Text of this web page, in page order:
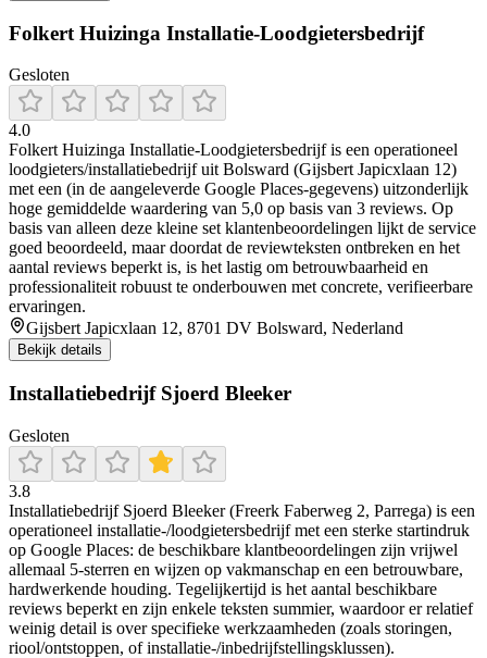
Folkert Huizinga Installatie-Loodgietersbedrijf
Gesloten
4.0
Folkert Huizinga Installatie-Loodgietersbedrijf is een operationeel
loodgieters/installatiebedrijf uit Bolsward (Gijsbert Japicxlaan 12)
met een (in de aangeleverde Google Places-gegevens) uitzonderlijk
hoge gemiddelde waardering van 5,0 op basis van 3 reviews. Op
basis van alleen deze kleine set klantenbeoordelingen lijkt de service
goed beoordeeld, maar doordat de reviewteksten ontbreken en het
aantal reviews beperkt is, is het lastig om betrouwbaarheid en
professionaliteit robuust te onderbouwen met concrete, verifieerbare
ervaringen.
Gijsbert Japicxlaan 12, 8701 DV Bolsward, Nederland
Bekijk details
Installatiebedrijf Sjoerd Bleeker
Gesloten
3.8
Installatiebedrijf Sjoerd Bleeker (Freerk Faberweg 2, Parrega) is een
operationeel installatie-/loodgietersbedrijf met een sterke startindruk
op Google Places: de beschikbare klantbeoordelingen zijn vrijwel
allemaal 5-sterren en wijzen op vakmanschap en een betrouwbare,
hardwerkende houding. Tegelijkertijd is het aantal beschikbare
reviews beperkt en zijn enkele teksten summier, waardoor er relatief
weinig detail is over specifieke werkzaamheden (zoals storingen,
riool/ontstoppen, of installatie-/inbedrijfstellingsklussen).